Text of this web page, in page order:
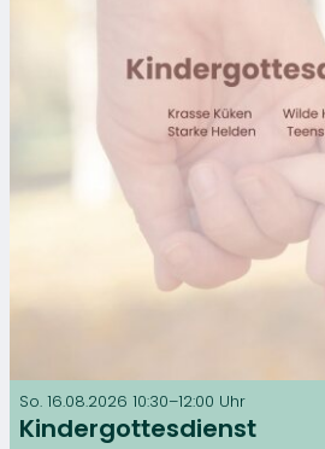
So. 16.08.2026 10:30–12:00 Uhr
Kindergottesdienst